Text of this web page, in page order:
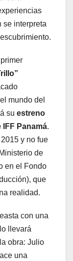
se interpreta
mundo del
su estreno
IFF Panamá.
y no fue
de
en el Fondo
que
realidad.
con una
llevará
obra: Julio
una